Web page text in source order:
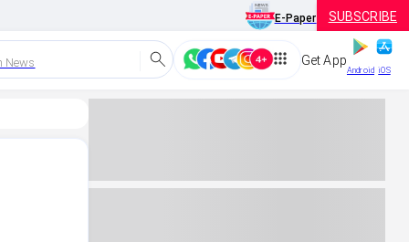
E-Paper SUBSCRIBE
News Get App
Android iOS